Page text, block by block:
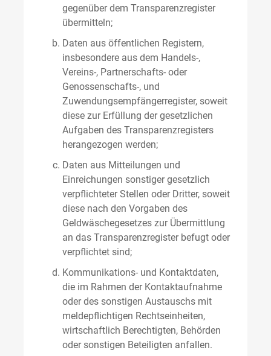
gegenüber dem Transparenzregister
übermitteln;
Daten aus öffentlichen Registern,
insbesondere aus dem Handels-,
Vereins-, Partnerschafts- oder
Genossenschafts-, und
Zuwendungsempfängerregister, soweit
diese zur Erfüllung der gesetzlichen
Aufgaben des Transparenzregisters
herangezogen werden;
Daten aus Mitteilungen und
Einreichungen sonstiger gesetzlich
verpflichteter Stellen oder Dritter, soweit
diese nach den Vorgaben des
Geldwäschegesetzes zur Übermittlung
an das Transparenzregister befugt oder
verpflichtet sind;
Kommunikations- und Kontaktdaten,
die im Rahmen der Kontaktaufnahme
oder des sonstigen Austauschs mit
meldepflichtigen Rechtseinheiten,
wirtschaftlich Berechtigten, Behörden
oder sonstigen Beteiligten anfallen.